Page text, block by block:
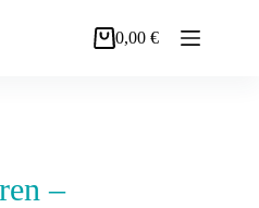
Warenkorb
0,00€